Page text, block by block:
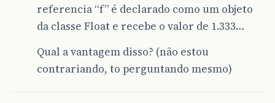
referencia “f” é declarado como um objeto
da classe Float e recebe o valor de 1.333…
Qual a vantagem disso? (não estou
contrariando, to perguntando mesmo)